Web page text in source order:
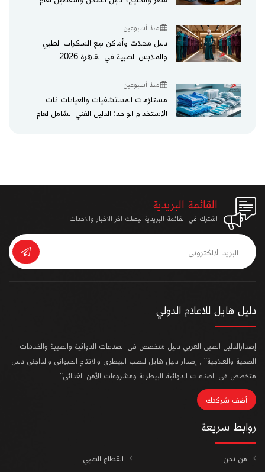
منذ أسبوعين
دليل محلات وأماكن بيع السكراب الطبي
والملابس الطبية في القاهرة 2026
منذ أسبوعين
مستلزمات المستشفيات والعيادات ذات
الاستخدام الواحد: الدليل الفني الشامل لعام
القائمة البريدية
اشترك في القائمة البريدية ليصلك اخر الاخبار والاحداث
دليل هايل للاعلام الدولي
إصدارالدليل الطبى العربي دليل متخصص فى الصناعات الدوائية والطبية والخدمات
الصحية والعلاجية" , إصدار دليل هايل للطب البيطرى والانتاج الحيوانى والداجنى دليل
متخصص فى الصناعات الدوائية البيطرية ومشروعات الأمن الغذائى"
أضف شركتك
روابط سريعة
من نحن
القطاع الطبي